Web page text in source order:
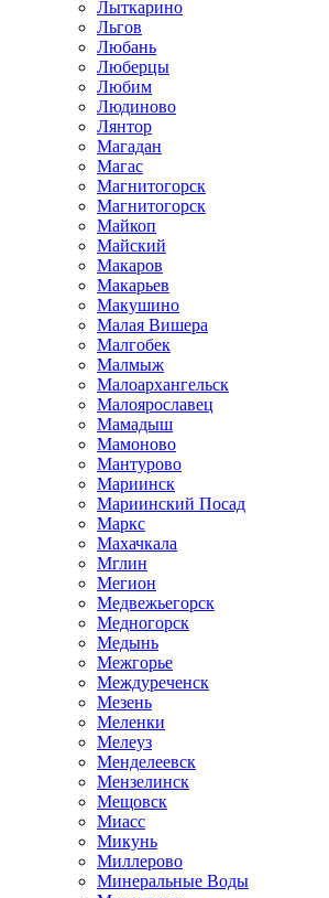
Лыткарино
Льгов
Любань
Люберцы
Любим
Людиново
Лянтор
Магадан
Магас
Магнитогорск
Магнитогорск
Майкоп
Майский
Макаров
Макарьев
Макушино
Малая Вишера
Малгобек
Малмыж
Малоархангельск
Малоярославец
Мамадыш
Мамоново
Мантурово
Мариинск
Мариинский Посад
Маркс
Махачкала
Мглин
Мегион
Медвежьегорск
Медногорск
Медынь
Межгорье
Междуреченск
Мезень
Меленки
Мелеуз
Менделеевск
Мензелинск
Мещовск
Миасс
Микунь
Миллерово
Минеральные Воды